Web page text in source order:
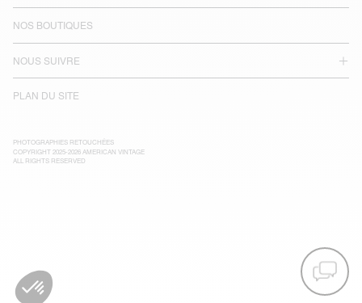
NOS BOUTIQUES
NOUS SUIVRE
PLAN DU SITE
PHOTOGRAPHIES RETOUCHÉES
COPYRIGHT 2025-2026 AMERICAN VINTAGE
ALL RIGHTS RESERVED